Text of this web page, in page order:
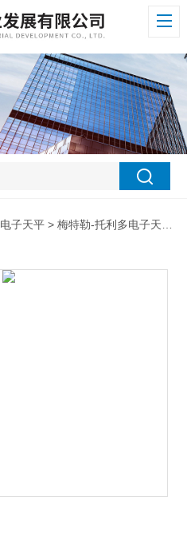
电子天平 >梅特勒-托利多电子天平